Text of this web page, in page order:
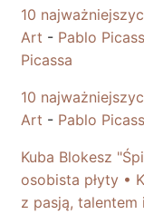
10
Art - Pablo
Picassa
10
Art - Pablo
Kuba Blokesz
osobista płyty •
z pasją, talentem